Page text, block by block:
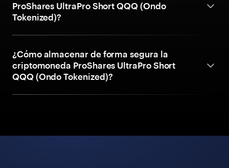
ProShares UltraPro Short QQQ (Ondo
Tokenized)?
¿Cómo almacenar de forma segura la
criptomoneda ProShares UltraPro Short
QQQ (Ondo Tokenized)?